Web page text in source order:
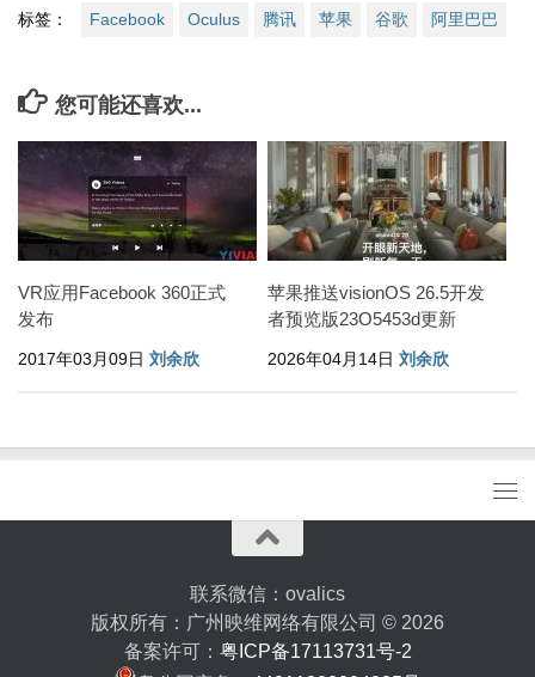
标签： Facebook Oculus 腾讯 苹果 谷歌 阿里巴巴
您可能还喜欢...
VR应用Facebook 360正式
发布
2017年03月09日 刘余欣
苹果推送visionOS 26.5开发
者预览版23O5453d更新
2026年04月14日 刘余欣
联系微信：ovalics
版权所有：广州映维网络有限公司 © 2026
备案许可： 粤ICP备17113731号-2